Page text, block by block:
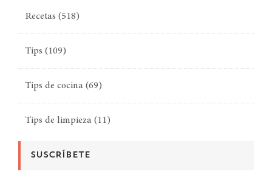
Recetas (518)
Tips (109)
Tips de cocina (69)
Tips de limpieza (11)
SUSCRÍBETE